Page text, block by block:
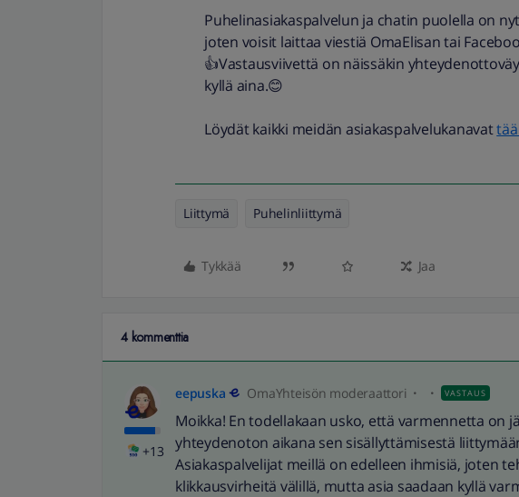
Puhelinasiakaspalvelun ja chatin puolella on
joten voisit laittaa viestiä OmaElisan tai
👍Vastausviivettä on näissäkin
kyllä aina.😊
Löydät kaikki meidän asiakaspalvelukanavat
Liittymä Puhelinliittymä
Tykkää Jaa
4 kommenttia
+13
eepuska OmaYhteisön moderaattori VASTAUS
Moikka! En todellakaan usko, että varmennetta on
yhteydenoton aikana sen sisällyttämisestä
Asiakaspalvelijat meillä on edelleen ihmisiä, joten
klikkausvirheitä välillä, mutta asia saadaan kyllä